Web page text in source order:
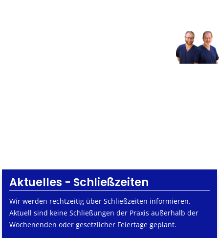
Aktuelles - Schließzeiten
Wir werden rechtzeitig über Schließzeiten informieren.
Aktuell sind keine Schließungen der Praxis außerhalb der
Wochenenden oder gesetzlicher Feiertage geplant.